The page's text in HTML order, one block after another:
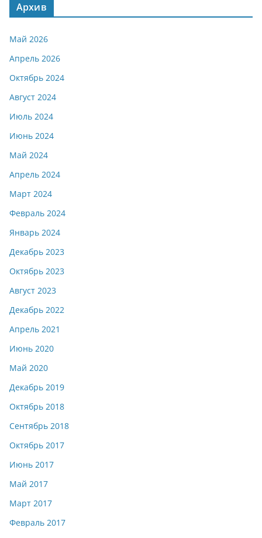
Архив
Май 2026
Апрель 2026
Октябрь 2024
Август 2024
Июль 2024
Июнь 2024
Май 2024
Апрель 2024
Март 2024
Февраль 2024
Январь 2024
Декабрь 2023
Октябрь 2023
Август 2023
Декабрь 2022
Апрель 2021
Июнь 2020
Май 2020
Декабрь 2019
Октябрь 2018
Сентябрь 2018
Октябрь 2017
Июнь 2017
Май 2017
Март 2017
Февраль 2017